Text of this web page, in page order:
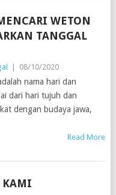
WETON
TANGGAL
| 08/10/2020
nama hari dan
dari hari tujuh dan
dengan budaya jawa,
Read More
KAMI